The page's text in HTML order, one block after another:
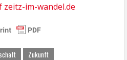
im-wandel.de
Zukunft